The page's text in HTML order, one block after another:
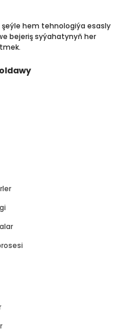
hem tehnologiýa esasly
bejeriş syýahatynyň her